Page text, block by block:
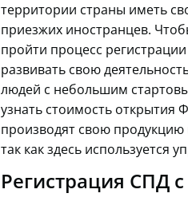
территории страны иметь
приезжих иностранцев.
пройти процесс
развивать свою
людей с небольшим
узнать стоимость
производят свою продукцию
так как здесь используется
Регистрация СПД